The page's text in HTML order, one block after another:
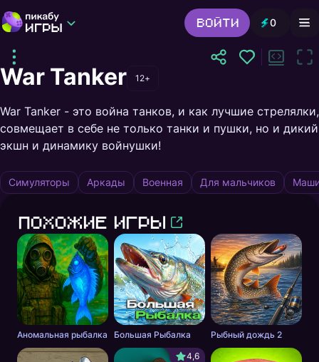
Войти 0
Выбор редакции
Шутер
Головоломки
Игра поддерживает только ПК или ноутбук.
Откройте игру на другом устройстве
War Tanker 12+
War Tanker - это война танков, и как лучшие стрелялки,
совмещает в себе не только танки и пушки, но и дикий
экшн и динамику войнушки!
Симуляторы Аркады Военная Для мальчиков
Похожие игры
Аномальная рыбалка Большая Рыбалка Рыбный дождь 2
4,6